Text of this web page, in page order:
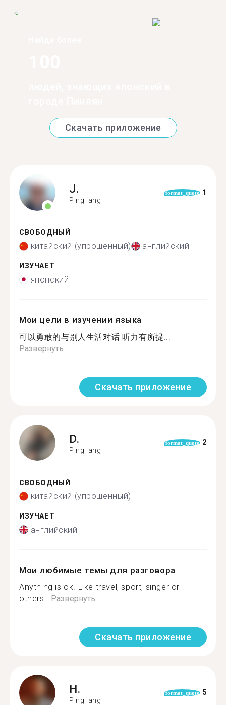
Скачать приложение
J.
Pingliang
format_quote 1
СВОБОДНЫЙ
китайский (упрощенный) английский
ИЗУЧАЕТ
японский
Мои цели в изучении языка
可以勇敢的与别人生活对话 听力有所提...
Развернуть
Скачать приложение
D.
Pingliang
format_quote 2
СВОБОДНЫЙ
китайский (упрощенный)
ИЗУЧАЕТ
английский
Мои любимые темы для разговора
Anything is ok. Like travel, sport, singer or
others... Развернуть
Скачать приложение
H.
Pingliang
format_quote 5